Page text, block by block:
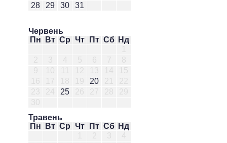
28
29 30 31
Червень
Пн
Вт Ср Чт Пт Сб Нд
20
25
Травень
Пн
Вт Ср Чт Пт Сб Нд